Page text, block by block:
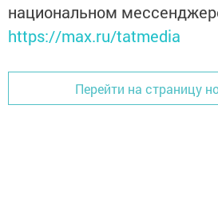
национальном
https://max.ru/tatmedia
Перейти на страницу